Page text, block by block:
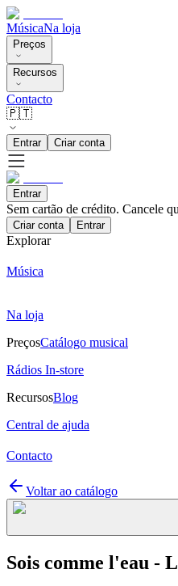
MúsicaNa loja
Preços
Recursos
Contacto
🇵🇹
Entrar Criar conta
Entrar
Sem cartão de crédito. Cancele
Criar conta Entrar
Explorar
Música
Na loja
PreçosCatálogo musical
Rádios In-store
RecursosBlog
Central de ajuda
Contacto
Voltar ao catálogo
Sois comme l'eau -